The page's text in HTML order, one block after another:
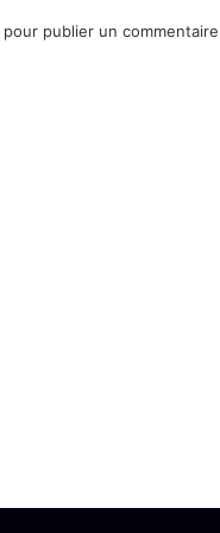
pour publier un